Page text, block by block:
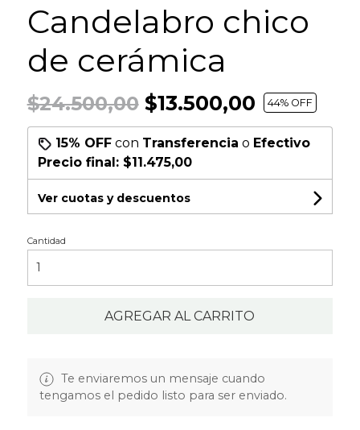
Candelabro chico
de cerámica
$24.500,00$13.500,00 44% OFF
15% OFFcon Transferencia o Efectivo
Precio final: $11.475,00
Ver cuotas y descuentos
Cantidad
AGREGAR AL CARRITO
Te enviaremos un mensaje cuando
tengamos el pedido listo para ser enviado.